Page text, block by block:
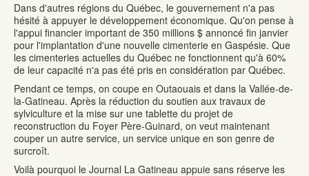
Dans d'autres régions du Québec, le gouvernement n'a pas
hésité à appuyer le développement économique. Qu'on pense à
l'appui financier important de 350 millions $ annoncé fin janvier
pour l'implantation d'une nouvelle cimenterie en Gaspésie. Que
les cimenteries actuelles du Québec ne fonctionnent qu'à 60%
de leur capacité n'a pas été pris en considération par Québec.
Pendant ce temps, on coupe en Outaouais et dans la Vallée-de-
la-Gatineau. Après la réduction du soutien aux travaux de
sylviculture et la mise sur une tablette du projet de
reconstruction du Foyer Père-Guinard, on veut maintenant
couper un autre service, un service unique en son genre de
surcroît.
Voilà pourquoi le Journal La Gatineau appuie sans réserve les